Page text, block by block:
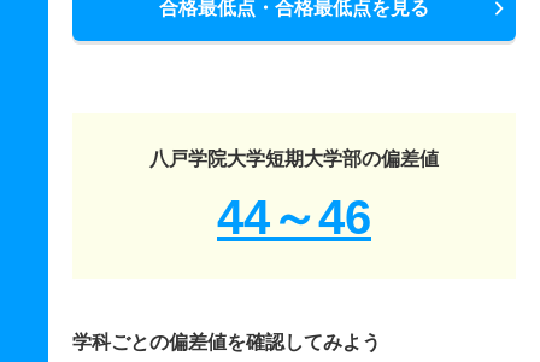
合格最低点・合格最低点を見る
八戸学院大学短期大学部の偏差値
44～46
学科ごとの偏差値を確認してみよう